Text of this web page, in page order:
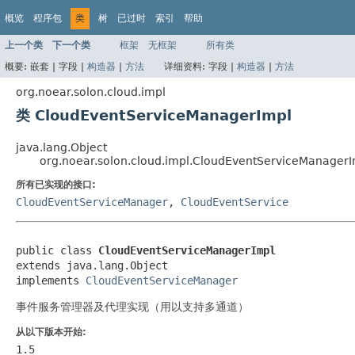
概览 程序包 类 树 已过时 索引 帮助
上一个类 下一个类 框架 无框架
所有类
概要: 嵌套 | 字段 | 构造器 | 方法 详细资料: 字段 | 构造器 | 方法
org.noear.solon.cloud.impl
类 CloudEventServiceManagerImpl
java.lang.Object
所有已实现的接口:
CloudEventServiceManager, CloudEventService
public class CloudEventServiceManagerImpl
extends java.lang.Object
implements CloudEventServiceManager
事件服务管理器及代理实现（用以支持多通道）
从以下版本开始:
1.5